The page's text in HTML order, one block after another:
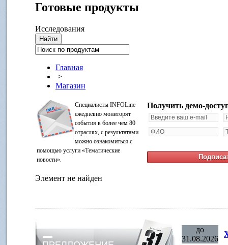
Готовые продукты
Исследования
Главная
>
Магазин
Специалисты INFOLine
ежедневно мониторят
события в более чем 80
отраслях, с результатами
можно ознакомиться с
помощью услуги «Тематические
новости».
Получить демо-
Элемент не найден
до
31.08.2026